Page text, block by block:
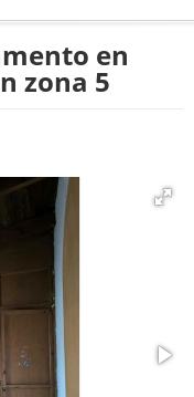
en
zona 5